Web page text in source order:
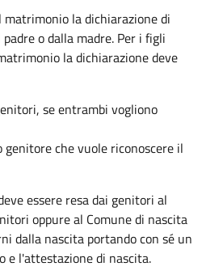
la dichiarazione di
o dalla madre. Per i figli
la dichiarazione deve
se entrambi vogliono
genitore che vuole riconoscere il
essere resa dai genitori al
oppure al Comune di nascita
dalla nascita portando con sé un
e l'attestazione di nascita.